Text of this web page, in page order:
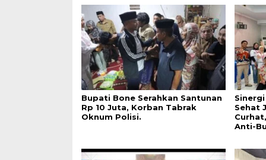
Bupati Bone Serahkan Santunan
Rp 10 Juta, Korban Tabrak
Oknum Polisi.
Sehat
Anti-